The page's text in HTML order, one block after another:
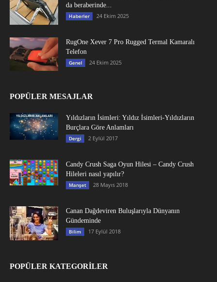
da beraberinde...
Haberler 24 Ekim 2025
RugOne Xever 7 Pro Rugged Termal Kamaralı
Telefon
Genel 24 Ekim 2025
POPÜLER MESAJLAR
Yıldızların İsimleri: Yıldız İsimleri-Yıldızların
Burçlara Göre Anlamları
Dergi 2 Eylül 2017
Candy Crush Saga Oyun Hilesi – Candy Crush
Hileleri nasıl yapılır?
Manşet 28 Mayıs 2018
Canan Dağdeviren Buluşlarıyla Dünyanın
Gündeminde
Bilim 17 Eylül 2018
POPÜLER KATEGORİLER